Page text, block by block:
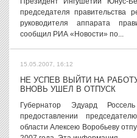
председателя правительства
руководителя аппарата
сообщил РИА «Новости» по...
15.05.2007, 16:12
НЕ УСПЕВ ВЫЙТИ НА
ВНОВЬ УШЕЛ В ОТПУСК
Губернатор Эдуард
предоставлении
области Алексею Воробьеву